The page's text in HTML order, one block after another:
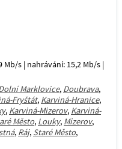
Mb/s | nahrávání: 15,2 Mb/s |
Marklovice, Doubrava,
Fryštát, Karviná-Hranice,
, Karviná-Mizerov, Karviná-
Město, Louky, Mizerov,
, Ráj, Staré Město,